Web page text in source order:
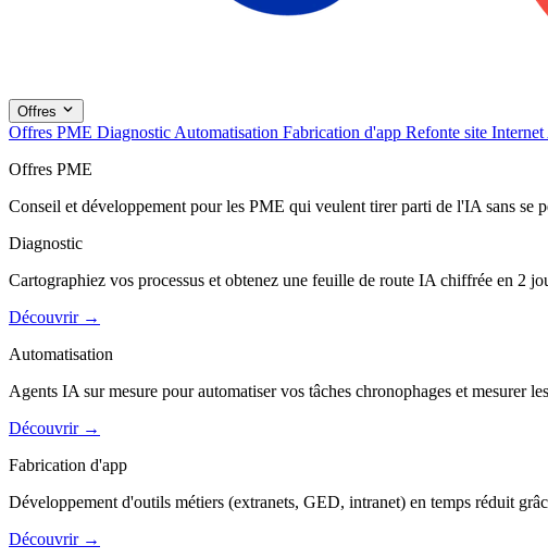
Offres
Offres PME Diagnostic Automatisation Fabrication d'app Refonte site Internet
Offres PME
Conseil et développement pour les PME qui veulent tirer parti de l'IA sans se
Diagnostic
Cartographiez vos processus et obtenez une feuille de route IA chiffrée en 2
Découvrir →
Automatisation
Agents IA sur mesure pour automatiser vos tâches chronophages et mesurer
Découvrir →
Fabrication d'app
Développement d'outils métiers (extranets, GED, intranet) en temps réduit
Découvrir →